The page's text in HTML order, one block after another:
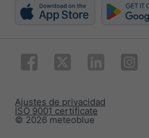
© 2026 meteoblue
ISO 9001 certificate
Ajustes de privacidad